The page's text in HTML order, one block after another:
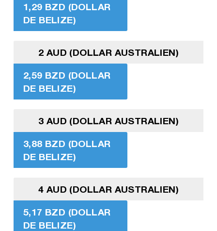
1,29 BZD (DOLLAR
DE BELIZE)
2 AUD (DOLLAR AUSTRALIEN)
2,59 BZD (DOLLAR
DE BELIZE)
3 AUD (DOLLAR AUSTRALIEN)
3,88 BZD (DOLLAR
DE BELIZE)
4 AUD (DOLLAR AUSTRALIEN)
5,17 BZD (DOLLAR
DE BELIZE)